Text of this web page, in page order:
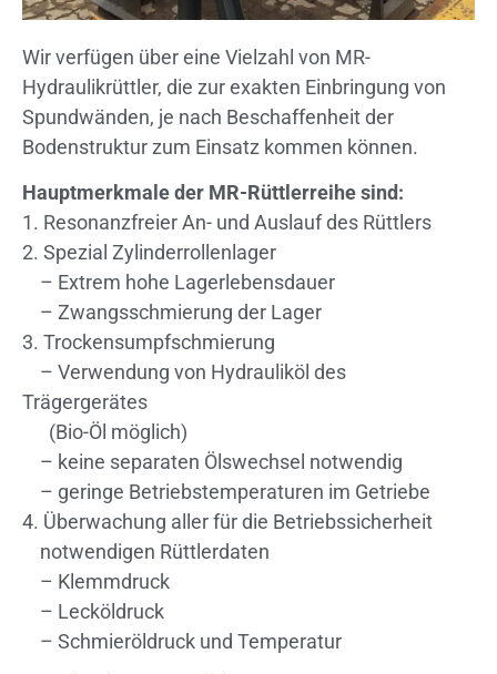
Wir verfügen über eine Vielzahl von MR-
Hydraulikrüttler, die zur exakten Einbringung von
Spundwänden, je nach Beschaffenheit der
Bodenstruktur zum Einsatz kommen können.
Hauptmerkmale der MR-Rüttlerreihe sind:
1. Resonanzfreier An- und Auslauf des Rüttlers
2. Spezial Zylinderrollenlager
– Extrem hohe Lagerlebensdauer
– Zwangsschmierung der Lager
3. Trockensumpfschmierung
– Verwendung von Hydrauliköl des
Trägergerätes
(Bio-Öl möglich)
– keine separaten Ölswechsel notwendig
– geringe Betriebstemperaturen im Getriebe
4. Überwachung aller für die Betriebssicherheit
notwendigen Rüttlerdaten
– Klemmdruck
– Lecköldruck
– Schmieröldruck und Temperatur